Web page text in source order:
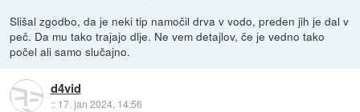
Slišal zgodbo, da je neki tip namočil drva v vodo, preden jih je dal v
peč. Da mu tako trajajo dlje. Ne vem detajlov, če je vedno tako
počel ali samo slučajno.
d4vid
:: 17. jan 2024, 14:56